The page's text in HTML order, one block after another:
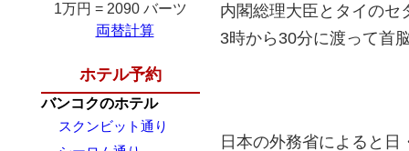
1万円 = 2090 バーツ
両替計算
ホテル予約
バンコクのホテル
スクンビット通り
内閣総理大臣とタイのセ
3時から30分に渡って首
日本の外務省によると